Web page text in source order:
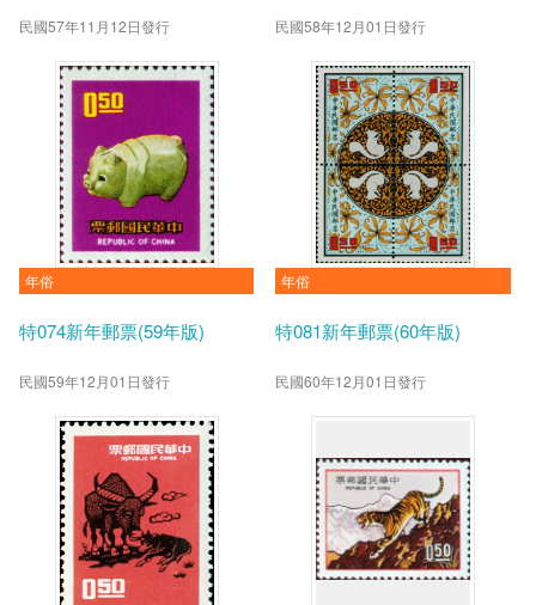
民國57年11月12日發行 民國58年12月01日發行
年俗
特074新年郵票(59年版)
民國59年12月01日發行
年俗
特081新年郵票(60年版)
民國60年12月01日發行